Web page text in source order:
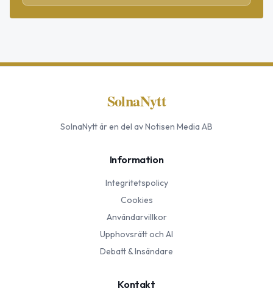
SolnaNytt
SolnaNyttär en del av Notisen Media AB
Information
Integritetspolicy
Cookies
Användarvillkor
Upphovsrätt och AI
Debatt & Insändare
Kontakt